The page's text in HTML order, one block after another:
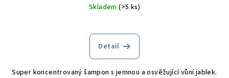
Skladem(>5 ks)
Detail
Super koncentrovaný šampon s jemnou a osvěžující vůní jablek.